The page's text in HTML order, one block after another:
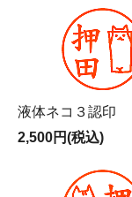
液体ネコ３認印
2,500円(税込)